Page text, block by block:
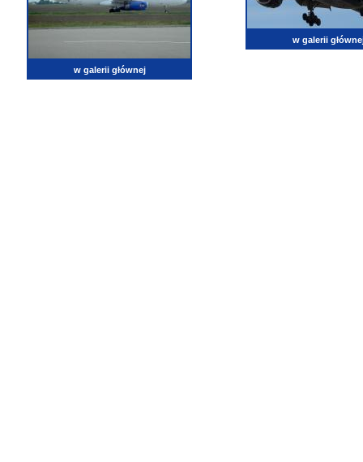
w galerii głównej
w galerii